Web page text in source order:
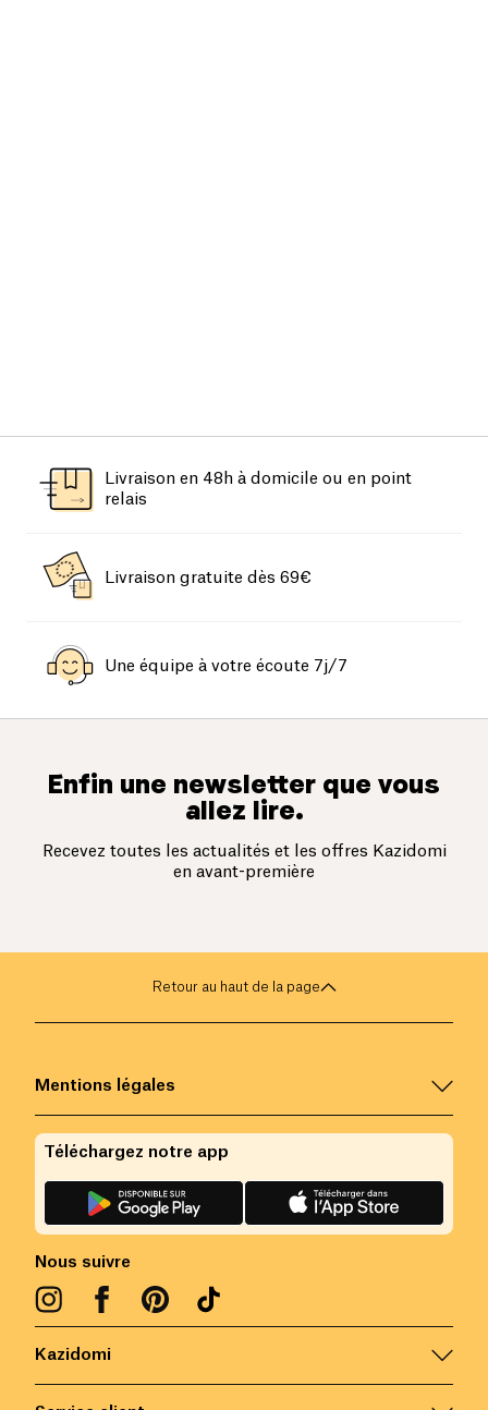
Livraison en 48h à domicile ou en point
relais
Livraison gratuite dès 69€
Une équipe à votre écoute 7j/7
Enfin une newsletter que vous
allez lire.
Recevez toutes les actualités et les offres Kazidomi
en avant-première
Retour au haut de la page
Kazidomi
Mentions légales
Nous suivre
Téléchargez notre app